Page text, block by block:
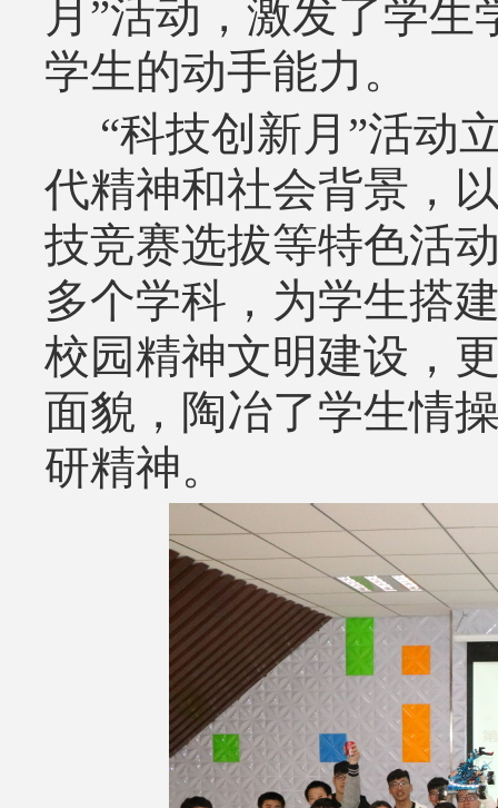
月”活动，激发了学
学生的动手能力。
“科技创新月”活动
代精神和社会背景，
技竞赛选拔等特色活
多个学科 ，为学生搭
校园精神文明建设，
面貌，陶冶了学生情
研精神。